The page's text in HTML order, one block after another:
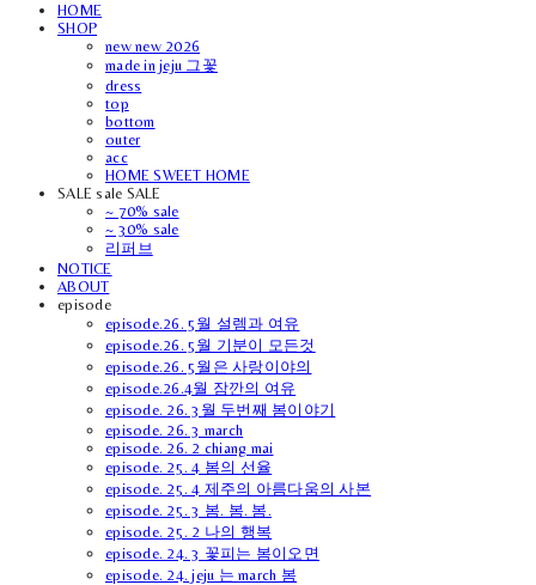
HOME
SHOP
new new 2026
made in jeju 그꽃
dress
top
bottom
outer
acc
HOME SWEET HOME
SALE sale SALE
~ 70% sale
~ 30% sale
리퍼브
NOTICE
ABOUT
episode
episode.26. 5월 설렘과 여유
episode.26. 5월 기분이 모든것
episode.26. 5월은 사랑이야의
episode.26.4월 잠깐의 여유
episode. 26. 3월 두번째 봄이야기
episode. 26. 3 march
episode. 26. 2 chiang mai
episode. 25. 4 봄의 선율
episode. 25. 4 제주의 아름다움의 사본
episode. 25. 3 봄. 봄. 봄.
episode. 25. 2 나의 행복
episode. 24. 3 꽃피는 봄이오면
episode. 24. jeju 는 march 봄